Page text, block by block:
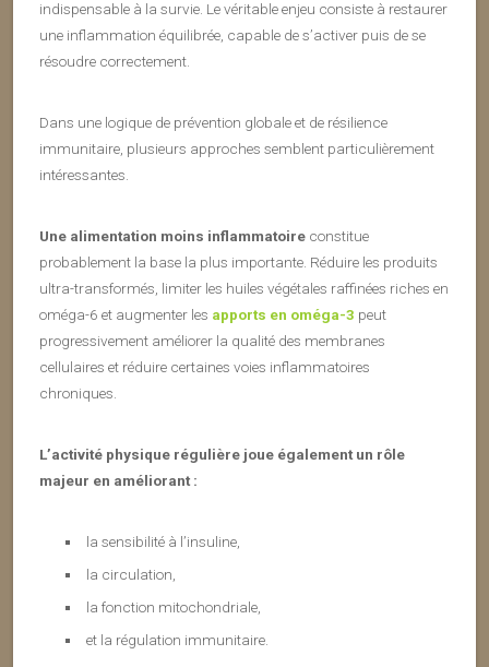
indispensable à la survie. Le véritable enjeu consiste à restaurer
une inflammation équilibrée, capable de s’activer puis de se
résoudre correctement.
Dans une logique de prévention globale et de résilience
immunitaire, plusieurs approches semblent particulièrement
intéressantes.
Une alimentation moins inflammatoire constitue
probablement la base la plus importante. Réduire les produits
ultra-transformés, limiter les huiles végétales raffinées riches en
oméga-6 et augmenter les apports en oméga-3 peut
progressivement améliorer la qualité des membranes
cellulaires et réduire certaines voies inflammatoires
chroniques.
L’activité physique régulière joue également un rôle
majeur en améliorant :
la sensibilité à l’insuline,
la circulation,
la fonction mitochondriale,
et la régulation immunitaire.